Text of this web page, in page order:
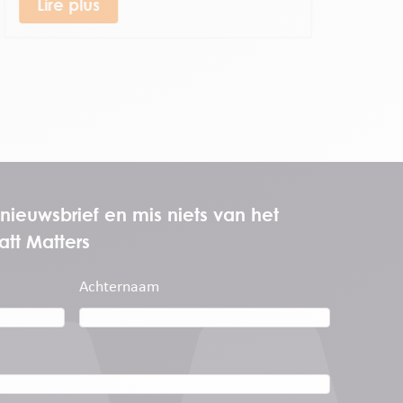
Lire plus
en mis niets van het
Matters
Achternaam